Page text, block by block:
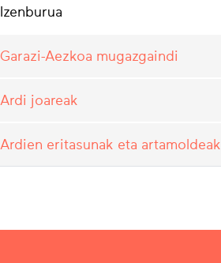
Izenburua
Garazi-Aezkoa mugazgaindi
Ardi joareak
Ardien eritasunak eta artamoldeak